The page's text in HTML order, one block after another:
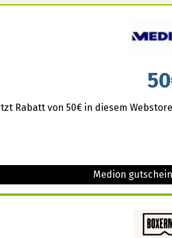
Rabatt von 50€ in diesem
Medion